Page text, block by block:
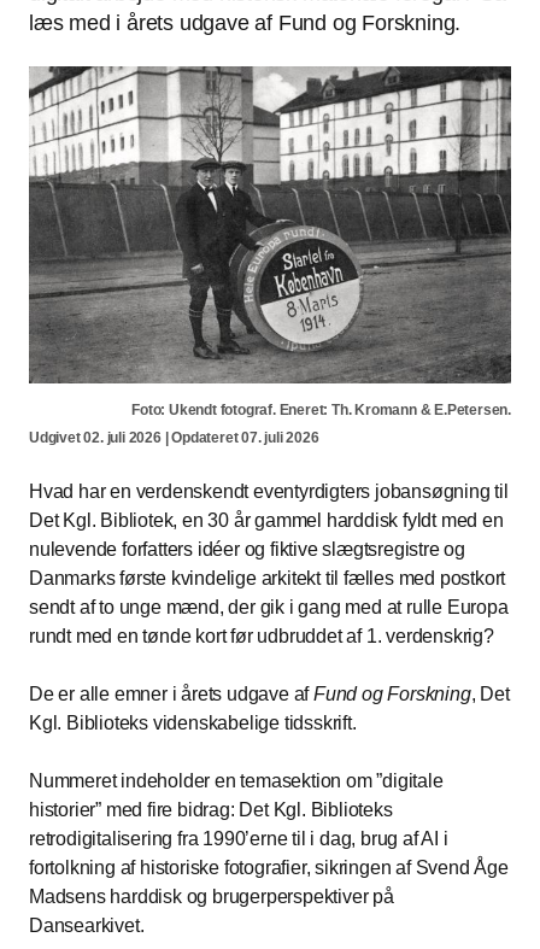
læs med i årets udgave af Fund og Forskning.
Foto: Ukendt fotograf. Eneret: Th. Kromann & E.Petersen.
Udgivet 02. juli 2026 | Opdateret 07. juli 2026
Hvad har en verdenskendt eventyrdigters jobansøgning til
Det Kgl. Bibliotek, en 30 år gammel harddisk fyldt med en
nulevende forfatters idéer og fiktive slægtsregistre og
Danmarks første kvindelige arkitekt til fælles med postkort
sendt af to unge mænd, der gik i gang med at rulle Europa
rundt med en tønde kort før udbruddet af 1. verdenskrig?
De er alle emner i årets udgave afFund og Forskning, Det
Kgl. Biblioteks videnskabelige tidsskrift.
Nummeret indeholder en temasektion om ”digitale
historier” med fire bidrag: Det Kgl. Biblioteks
retrodigitalisering fra 1990’erne til i dag, brug af AI i
fortolkning af historiske fotografier, sikringen af Svend Åge
Madsens harddisk og brugerperspektiver på
Dansearkivet.